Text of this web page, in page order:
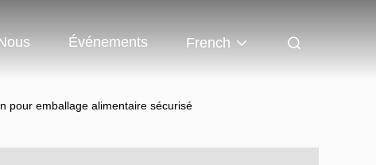
Événements French
pour emballage alimentaire sécurisé